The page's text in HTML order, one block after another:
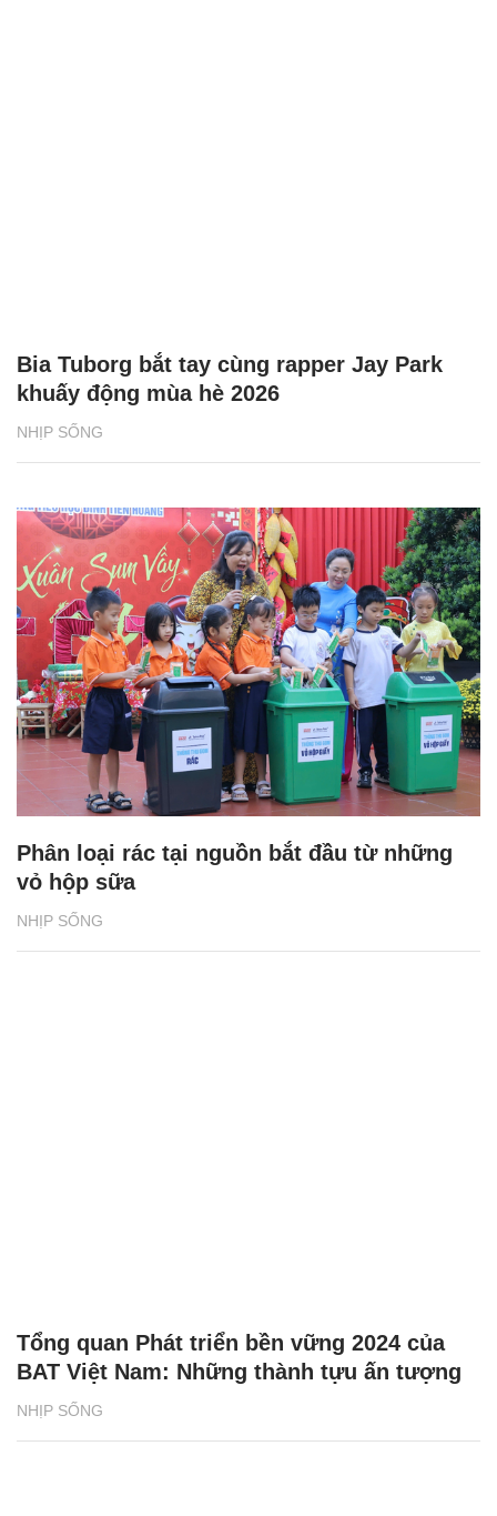
NHỊP SỐNG
Bia Tuborg bắt tay cùng rapper Jay Park
khuấy động mùa hè 2026
NHỊP SỐNG
Phân loại rác tại nguồn bắt đầu từ những
vỏ hộp sữa
NHỊP SỐNG
Tổng quan Phát triển bền vững 2024 của
BAT Việt Nam: Những thành tựu ấn tượng